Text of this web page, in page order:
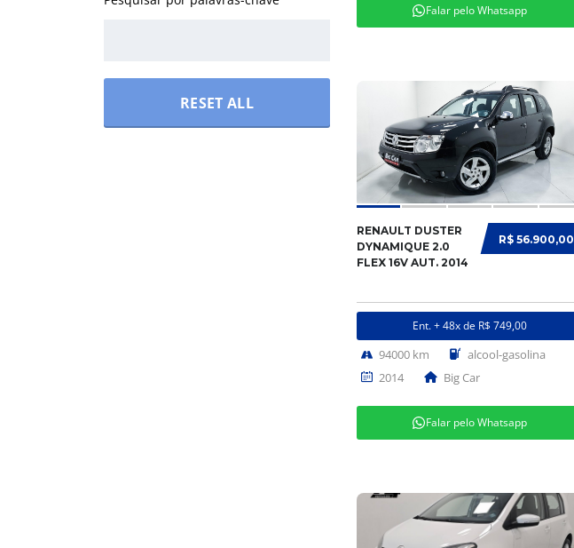
RESET ALL
Falar pelo Whatsapp
R$ 56.900,00
RENAULT DUSTER
DYNAMIQUE 2.0
FLEX 16V AUT. 2014
Ent. + 48x de R$ 749,00
94000 km
alcool-gasolina
2014
Big Car
Falar pelo Whatsapp